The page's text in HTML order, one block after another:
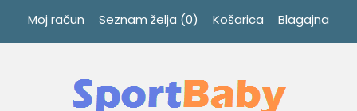
Moj račun Seznam želja (0) Košarica Blagajna